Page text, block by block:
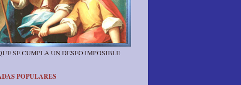
SE CUMPLA UN DESEO IMPOSIBLE
POPULARES